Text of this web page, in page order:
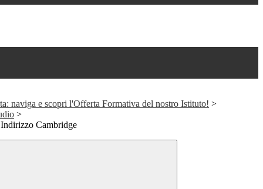
naviga e scopri l'Offerta Formativa del nostro Istituto! >
>
Cambridge